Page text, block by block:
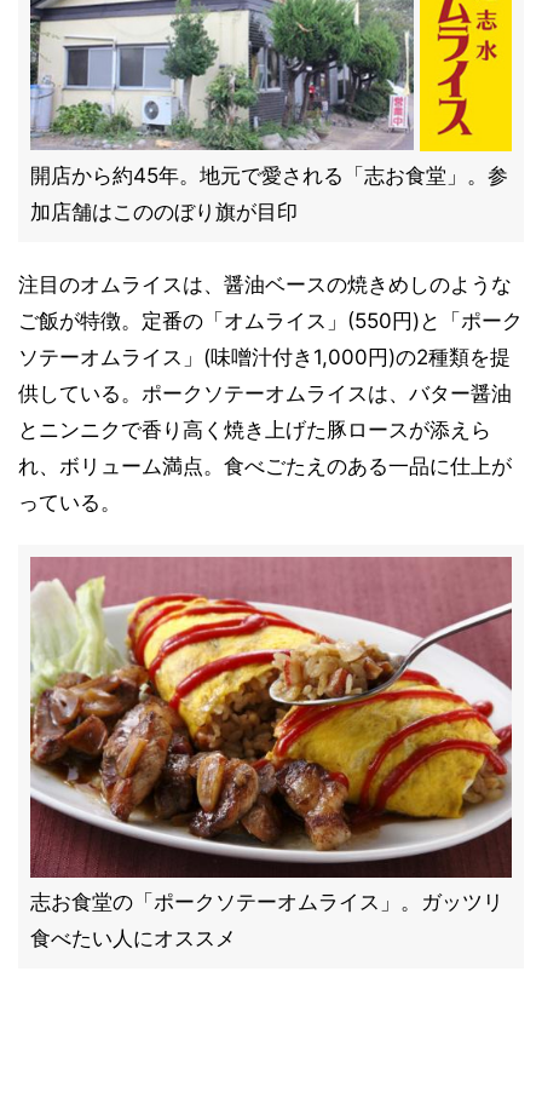
開店から約45年。地元で愛される「志お食堂」。参
加店舗はこののぼり旗が目印
注目のオムライスは、醤油ベースの焼きめしのような
ご飯が特徴。定番の「オムライス」(550円)と「ポーク
ソテーオムライス」(味噌汁付き1,000円)の2種類を提
供している。ポークソテーオムライスは、バター醤油
とニンニクで香り高く焼き上げた豚ロースが添えら
れ、ボリューム満点。食べごたえのある一品に仕上が
っている。
志お食堂の「ポークソテーオムライス」。ガッツリ
食べたい人にオススメ